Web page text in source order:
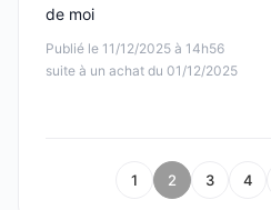
Publié le 11/12/2025 à 14h56
suite à un achat du 01/12/2025
de moi
1 2 3 4